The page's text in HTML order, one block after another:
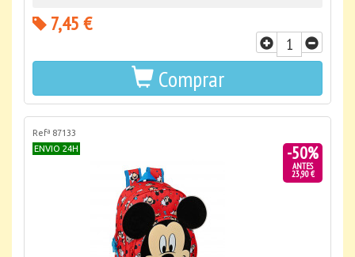
7,45 €
Comprar
Refª 87133
ENVIO 24H
-50%
ANTES
23,90 €